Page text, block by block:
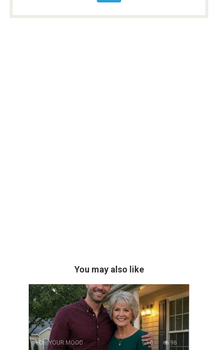
You may also like
FOR YOUR MOOD 0 96